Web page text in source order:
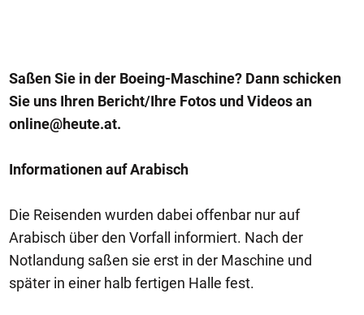
Saßen Sie in der Boeing-Maschine? Dann schicken
Sie uns Ihren Bericht/Ihre Fotos und Videos an
online@heute.at.
Informationen auf Arabisch
Die Reisenden wurden dabei offenbar nur auf
Arabisch über den Vorfall informiert. Nach der
Notlandung saßen sie erst in der Maschine und
später in einer halb fertigen Halle fest.